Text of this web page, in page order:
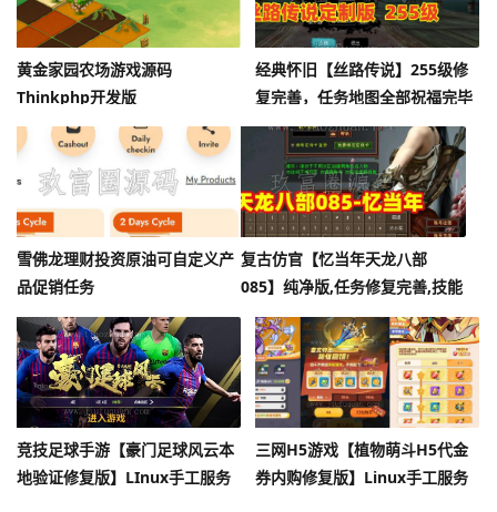
黄金家园农场游戏源码
Thinkphp开发版
经典怀旧【丝路传说】255级修
复完善，任务地图全部祝福完毕
+20套强化+混合跑商觉醒技能
+GM工具及命令
雪佛龙理财投资原油可自定义产
品促销任务
复古仿官【忆当年天龙八部
085】纯净版,任务修复完善,技能
真实有效,无属性石头+GM工具
及教程
竞技足球手游【豪门足球风云本
地验证修复版】LInux手工服务
三网H5游戏【植物萌斗H5代金
券内购修复版】Linux手工服务